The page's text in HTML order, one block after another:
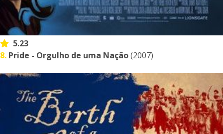
5.23
8. Pride - Orgulho de uma Nação(2007)